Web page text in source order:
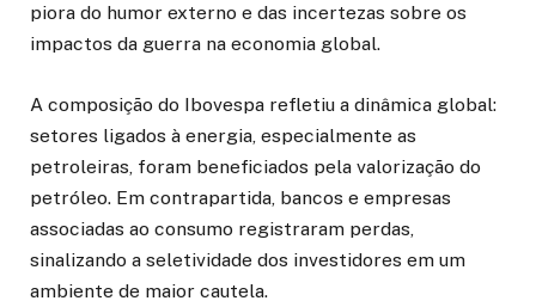
piora do humor externo e das incertezas sobre os
impactos da guerra na economia global.
A composição do Ibovespa refletiu a dinâmica global:
setores ligados à energia, especialmente as
petroleiras, foram beneficiados pela valorização do
petróleo. Em contrapartida, bancos e empresas
associadas ao consumo registraram perdas,
sinalizando a seletividade dos investidores em um
ambiente de maior cautela.